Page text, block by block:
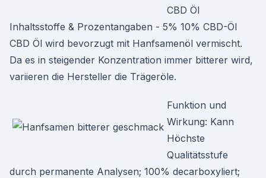
CBD Öl
Inhaltsstoffe & Prozentangaben - 5% 10% CBD-Öl
CBD Öl wird bevorzugt mit Hanfsamenöl vermischt.
Da es in steigender Konzentration immer bitterer wird,
variieren die Hersteller die Trägeröle.
Funktion und
Wirkung: Kann
Höchste
Qualitätsstufe
durch permanente Analysen; 100% decarboxyliert;